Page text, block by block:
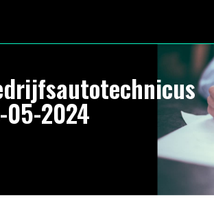
05-2024